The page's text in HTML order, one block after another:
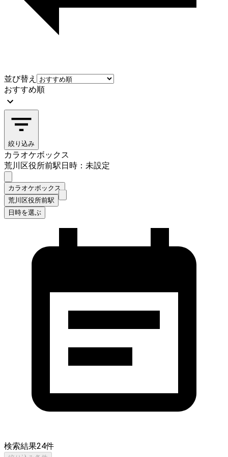
並び替え
おすすめ順
絞り込み
カラオケボックス
荒川区役所前駅日時：未設定
カラオケボックス
荒川区役所前駅
日時を選ぶ
検索結果24件